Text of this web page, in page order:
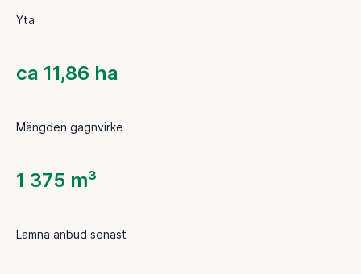
Yta
ca 11,86 ha
Mängden gagnvirke
1 375 m³
Lämna anbud senast